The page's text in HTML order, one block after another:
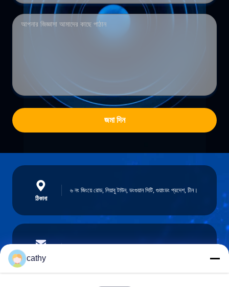
জমা দিন
ঠিকানা
৬ নং জিংয়ে রোড, লিয়াবু টাউন, ডংগুয়ান সিটি, গুয়াংডং প্রদেশ, চীন।
ই-মেইল
cathy